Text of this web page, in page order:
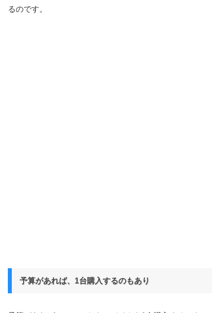
るのです。
予算があれば、1台購入するのもあり